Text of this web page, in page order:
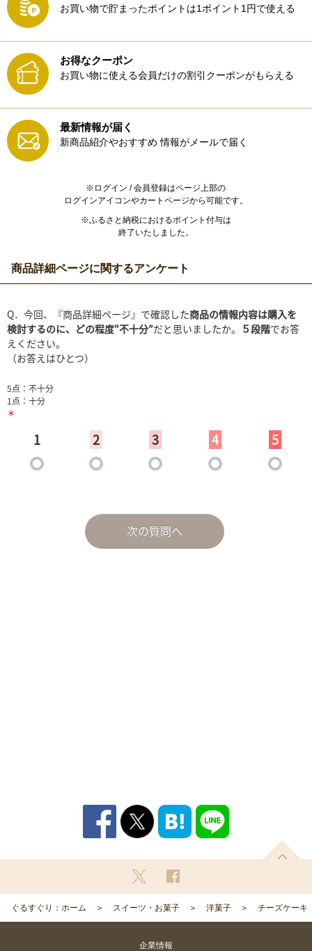
お買い物で貯まったポイントは1ポイント1円で使える
お得なクーポン
お買い物に使える会員だけの割引クーポンがもらえる
最新情報が届く
新商品紹介やおすすめ 情報がメールで届く
※ログイン / 会員登録はページ上部の
ログインアイコンやカートページから可能です。
※ふるさと納税におけるポイント付与は
終了いたしました。
商品詳細ページに関するアンケート
ぐるすぐり：ホーム スイーツ・お菓子 洋菓子 チーズケーキ
企業情報